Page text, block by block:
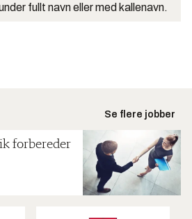
fullt navn eller med kallenavn.
Se flere jobber
forbereder